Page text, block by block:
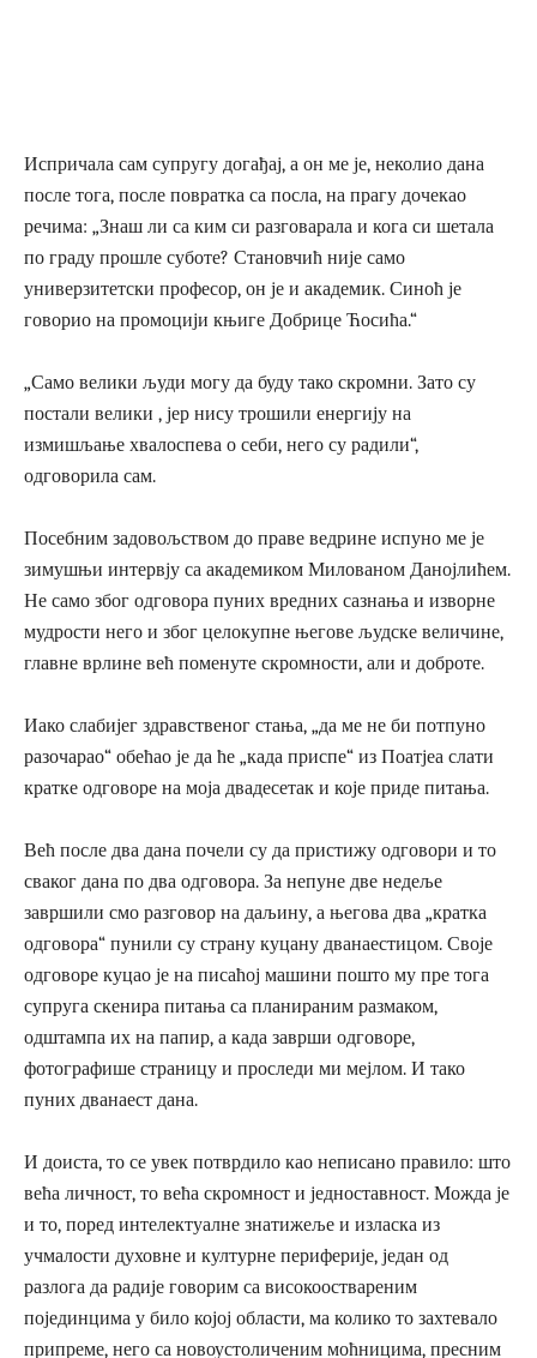
Испричала сам супругу догађај, а он ме је, неколио дана
после тога, после повратка са посла, на прагу дочекао
речима: „Знаш ли са ким си разговарала и кога си шетала
по граду прошле суботе? Становчић није само
универзитетски професор, он је и академик. Синоћ је
говорио на промоцији књиге Добрице Ћосића.“
„Само велики људи могу да буду тако скромни. Зато су
постали велики , јер нису трошили енергију на
измишљање хвалоспева о себи, него су радили“,
одговорила сам.
Посебним задовољством до праве ведрине испуно ме је
зимушњи интервју са академиком Милованом Данојлићем.
Не само због одговора пуних вредних сазнања и изворне
мудрости него и због целокупне његове људске величине,
главне врлине већ поменуте скромности, али и доброте.
Иако слабијег здравственог стања, „да ме не би потпуно
разочарао“ обећао је да ће „када приспе“ из Поатјеа слати
кратке одговоре на моја двадесетак и које приде питања.
Већ после два дана почели су да пристижу одговори и то
сваког дана по два одговора. За непуне две недеље
завршили смо разговор на даљину, а његова два „кратка
одговора“ пунили су страну куцану дванаестицом. Своје
одговоре куцао је на писаћој машини пошто му пре тога
супруга скенира питања са планираним размаком,
одштампа их на папир, а када заврши одговоре,
фотографише страницу и проследи ми мејлом. И тако
пуних дванаест дана.
И доиста, то се увек потврдило као неписано правило: што
већа личност, то већа скромност и једноставност. Можда је
и то, поред интелектуалне знатижеље и изласка из
учмалости духовне и културне периферије, један од
разлога да радије говорим са високооствареним
појединцима у било којој области, ма колико то захтевало
припреме, него са новоустоличеним моћницима, пресним